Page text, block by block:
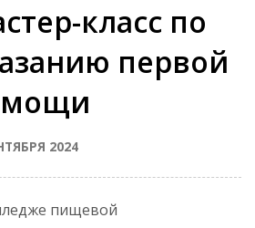
класс по
первой
2024
пищевой